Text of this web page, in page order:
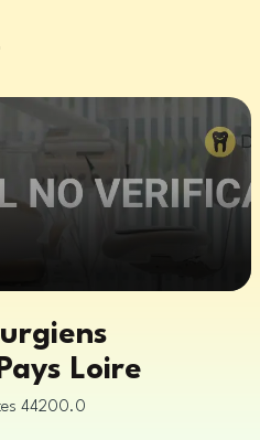
Loire
44200.0